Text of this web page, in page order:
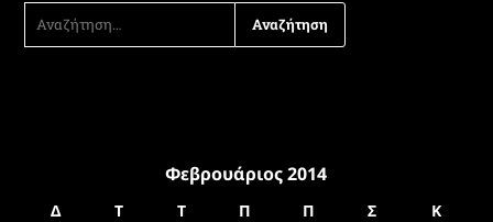
ΑΝΑΖΉΤΗΣΗ
ΓΙΑ:
Φεβρουάριος 2014
Δ Τ Τ Π Π Σ
Κ